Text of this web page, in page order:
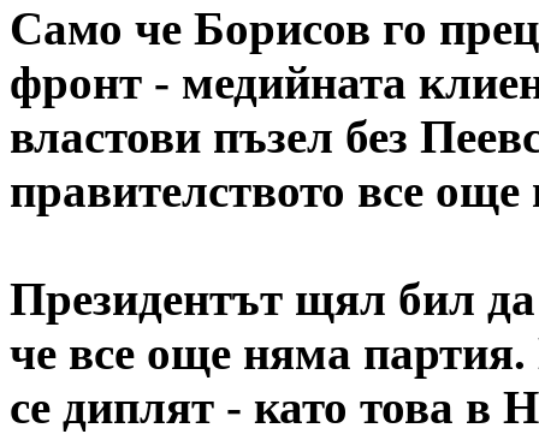
Само че Борисов го
фронт - медийната
властови пъзел без
правителството все още
Президентът щял бил
че все още няма
се диплят - като това в